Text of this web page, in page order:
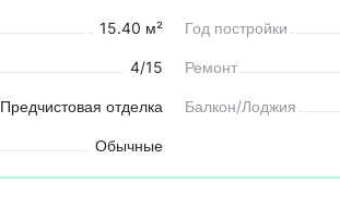
15.40 м² Год постройки
4/15 Ремонт
Предчистовая отделка Балкон/Лоджия
Обычные